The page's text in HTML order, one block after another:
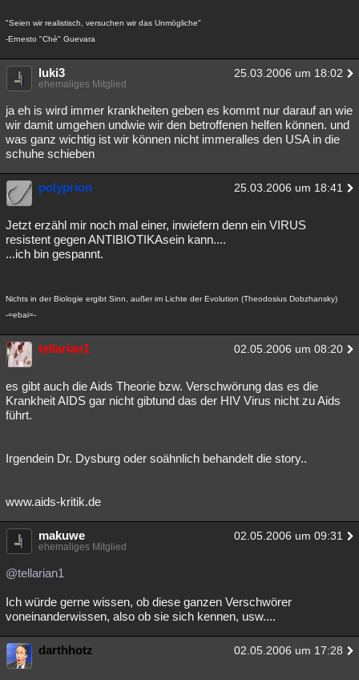
"Seien wir realistisch, versuchen wir das Unmögliche"
-Ernesto "Chè" Guevara
luki3 25.03.2006 um 18:02
ehemaliges Mitglied
ja eh is wird immer krankheiten geben es kommt nur darauf an wie
wir damit umgehen undwie wir den betroffenen helfen können. und
was ganz wichtig ist wir können nicht immeralles den USA in die
schuhe schieben
polyprion 25.03.2006 um 18:41
Jetzt erzähl mir noch mal einer, inwiefern denn ein VIRUS
resistent gegen ANTIBIOTIKAsein kann....
...ich bin gespannt.
Nichts in der Biologie ergibt Sinn, außer im Lichte der Evolution (Theodosius Dobzhansky)
-=ebai=-
tellarian1 02.05.2006 um 08:20
es gibt auch die Aids Theorie bzw. Verschwörung das es die
Krankheit AIDS gar nicht gibtund das der HIV Virus nicht zu Aids
führt.
Irgendein Dr. Dysburg oder soähnlich behandelt die story..
www.aids-kritik.de
makuwe 02.05.2006 um 09:31
ehemaliges Mitglied
@tellarian1
Ich würde gerne wissen, ob diese ganzen Verschwörer
voneinanderwissen, also ob sie sich kennen, usw....
darthhotz 02.05.2006 um 17:28